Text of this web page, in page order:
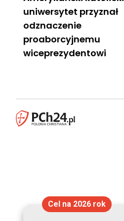
uniwersytet przyznał
odznaczenie
proaborcyjnemu
wiceprezydentowi
Cel na 2026 rok